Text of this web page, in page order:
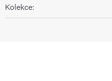
Kolekce: